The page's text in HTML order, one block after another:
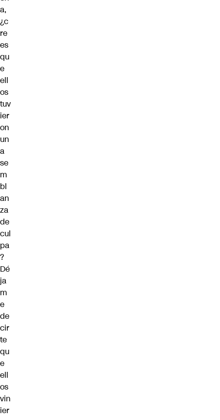
a,
¿c
re
es
qu
e
ell
os
tuv
ier
on
un
a
se
m
bl
an
za
de
cul
pa
?
Dé
ja
m
e
de
cir
te
qu
e
ell
os
vin
ier